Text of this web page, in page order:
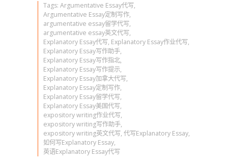
Tags: Argumentative Essay代写,
Argumentative Essay定制写作,
argumentative essay留学代写,
argumentative essay英文代写,
Explanatory Essay代写, Explanatory Essay作业代写,
Explanatory Essay写作助手,
Explanatory Essay写作指北,
Explanatory Essay写作提示,
Explanatory Essay加拿大代写,
Explanatory Essay定制写作,
Explanatory Essay留学代写,
Explanatory Essay美国代写,
expository writing作业代写,
expository writing写作助手,
expository writing英文代写, 代写Explanatory Essay,
如何写Explanatory Essay,
英语Explanatory Essay代写